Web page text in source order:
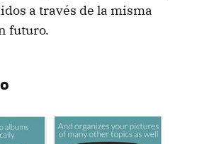
a través de la misma
futuro.